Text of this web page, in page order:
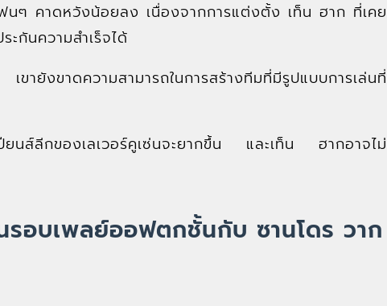
นๆ คาดหวังน้อยลง เนื่องจากการแต่งตั้ง เท็น ฮาก ที่เคย
ะกันความสำเร็จได้
ยังขาดความสามารถในการสร้างทีมที่มีรูปแบบการเล่นที่
ปียนส์ลีกของเลเวอร์คูเซ่นจะยากขึ้น และเท็น ฮากอาจไม่
รอบเพลย์ออฟตกชั้นกับ ซานโดร วาก